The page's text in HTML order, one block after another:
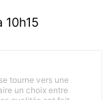
10h15
tourne vers une
un choix entre